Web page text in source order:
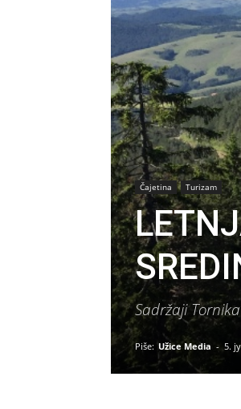
Čajetina Turizam
Sadržaji
Piše: Užice Media - 5.